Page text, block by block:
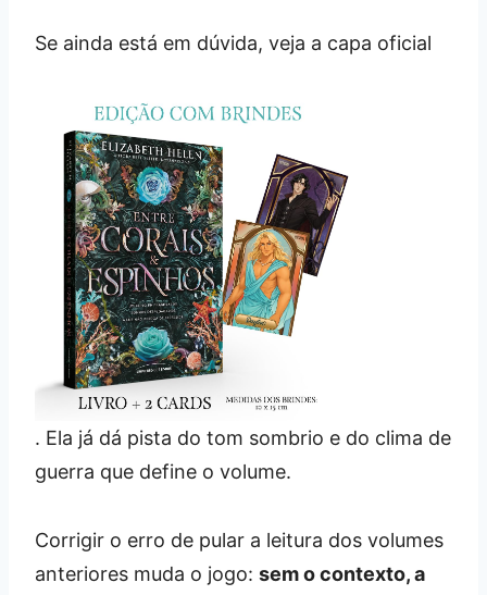
Se ainda está em dúvida, veja a capa oficial
. Ela já dá pista do tom sombrio e do clima de
guerra que define o volume.
Corrigir o erro de pular a leitura dos volumes
anteriores muda o jogo: sem o contexto, a